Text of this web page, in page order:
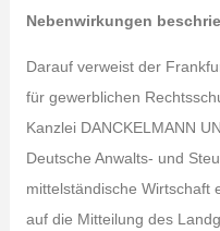
Nebenwirkungen
Darauf verweist der
für gewerblichen
Kanzlei DANCKELMANN
Deutsche Anwalts- und
mittelständische Wirtschaft
auf die Mitteilung des